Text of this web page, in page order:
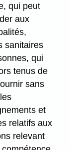
qui peut
aux
sanitaires
qui
tenus de
sans
et
relatifs aux
relevant